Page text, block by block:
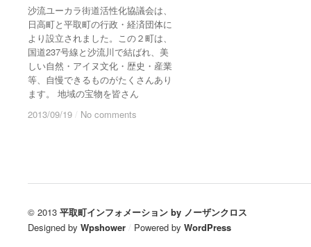
沙流ユーカラ街道活性化協議会は、
日高町と平取町の行政・経済団体に
より設立されました。この２町は、
国道237号線と沙流川で結ばれ、美
しい自然・アイヌ文化・歴史・産業
等、自慢できるものがたくさんあり
ます。 地域の宝物を皆さん
2013/09/19 / No comments
2013/09/19 / No comments
© 2013 平取町インフォメーション by ノーザンクロス
Designed by Wpshower / Powered by WordPress